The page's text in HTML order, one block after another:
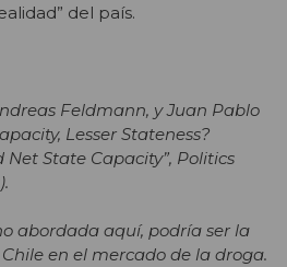
del país.
Feldmann, y Juan Pablo
Lesser Stateness?
State Capacity”, Politics
abordada aquí, podría ser la
en el mercado de la droga.